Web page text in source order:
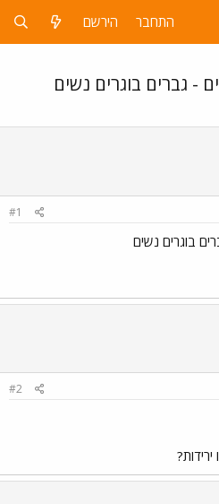
התחבר הירשם
- גברים בוגרים נשים
#1
בוגרים נשים
#2